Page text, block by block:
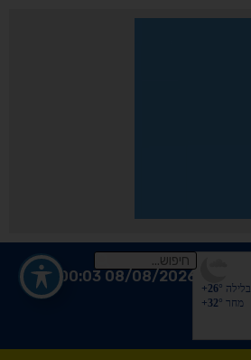
בלילה +26°
מחר +32°
08/08/2026 00:03